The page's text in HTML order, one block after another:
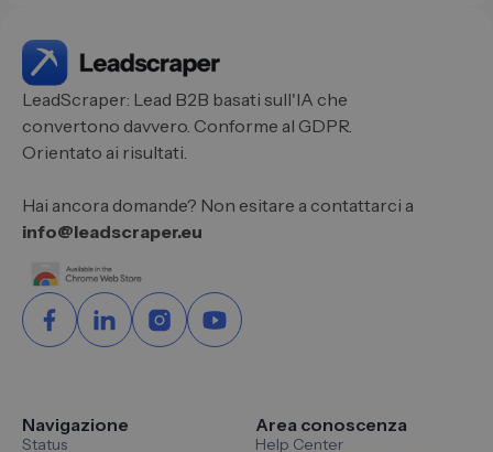
LeadScraper: Lead B2B basati sull'IA che
convertono davvero. Conforme al GDPR.
Orientato ai risultati.
Hai ancora domande? Non esitare a contattarci a
info@leadscraper.eu
Navigazione
Status
Area conoscenza
Help Center